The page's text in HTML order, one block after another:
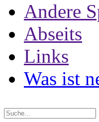
Andere
Abseits
Links
Was ist